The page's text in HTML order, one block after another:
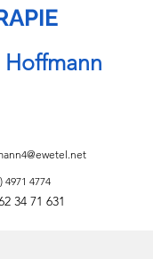
4971 4774
34 71 631